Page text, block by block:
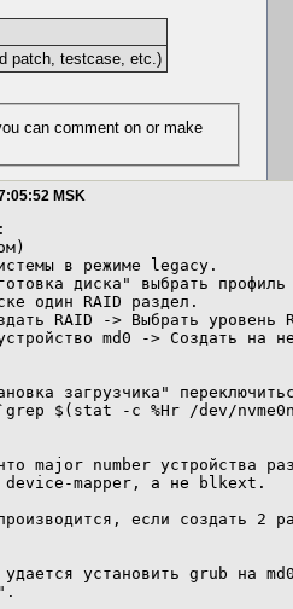
patch, testcase, etc.)
MSK
в режиме legacy.
диска" выбрать профиль
один RAID раздел.
RAID -> Выбрать уровень
md0 -> Создать на
загрузчика"
`grep $(stat -c %Hr /dev/
major number устройства
device-mapper, а не blkext.
если создать 2
установить grub на